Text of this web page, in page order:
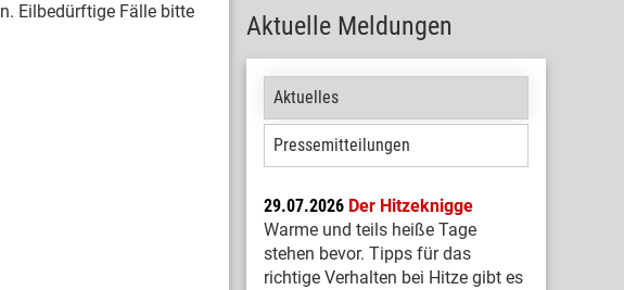
Aktuelle Meldungen
Aktuelles
Pressemitteilungen
29.07.2026 Der Hitzeknigge
Warme und teils heiße Tage
stehen bevor. Tipps für das
richtige Verhalten bei Hitze gibt es
Eilbedürftige Fälle bitte